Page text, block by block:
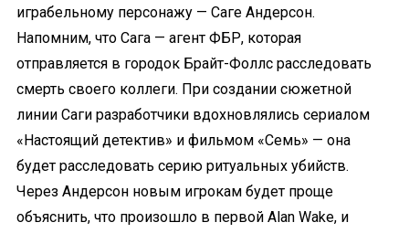
играбельному персонажу — Саге Андерсон.
Напомним, что Сага — агент ФБР, которая
отправляется в городок Брайт-Фоллс расследовать
смерть своего коллеги. При создании сюжетной
линии Саги разработчики вдохновлялись сериалом
«Настоящий детектив» и фильмом «Семь» — она
будет расследовать серию ритуальных убийств.
Через Андерсон новым игрокам будет проще
объяснить, что произошло в первой Alan Wake, и